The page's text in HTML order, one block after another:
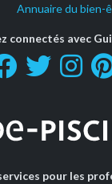
Annuaire du bien-
connectés avec
pour les